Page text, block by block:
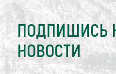
ПОДПИШИСЬ
НОВОСТИ